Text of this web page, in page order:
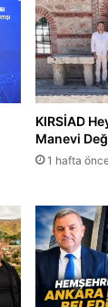
KIRSİAD
Manevi
1 hafta